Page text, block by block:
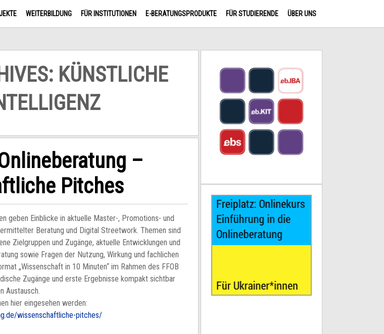
WEITERBILDUNG FÜR INSTITUTIONEN E-BERATUNGSPRODUKTE FÜR STUDIERENDE ÜBER UNS
KÜNSTLICHE
–
Pitches
geben Einblicke in aktuelle Master-, Promotions- und
Beratung und Digital Streetwork. Themen sind
Zielgruppen und Zugänge, aktuelle Entwicklungen und
sowie Fragen der Nutzung, Wirkung und fachlichen
„Wissenschaft in 10 Minuten“ im Rahmen des FFOB
Zugänge und erste Ergebnisse kompakt sichtbar
Austausch.
hier eingesehen werden:
wissenschaftliche-pitches/